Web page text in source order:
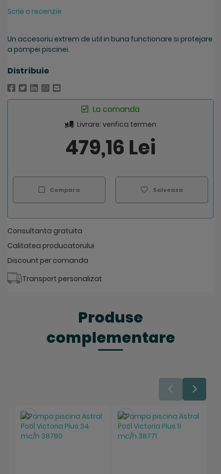
Scrie o recenzie
Un accesoriu extrem de util in buna functionare si protejare
a pompei piscinei.
Distribuie
La comanda
Livrare: verifica termen
479,16 Lei
Salveaza
Compara
Consultanta gratuita
Calitatea producatorului
Discount per comanda
Transport personalizat
Produse
complementare
Salveaza Salveaza